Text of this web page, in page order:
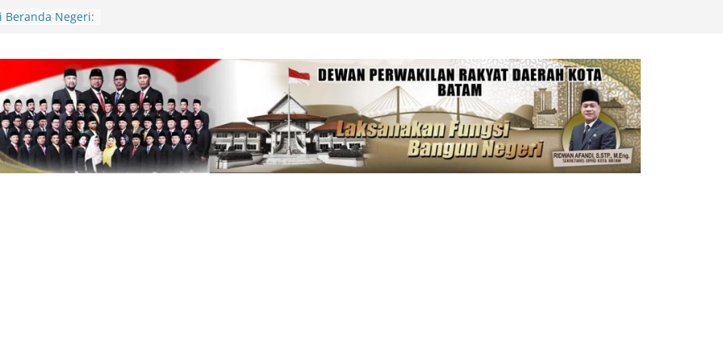
Beranda Negeri:
Polres Lingga
Gerakan
Cek Kesehatan
Kunjungi
Tabib, Dorong
yang